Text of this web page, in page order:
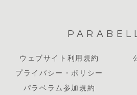
ウェブサイト利用規約
プライバシー・ポリシー
パラベラム参加規約